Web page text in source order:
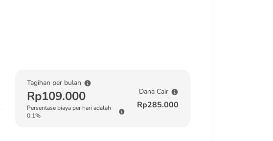
Tagihan per bulan
Rp109.000
Persentase biaya per hari adalah
0.1%
Dana Cair
Rp285.000